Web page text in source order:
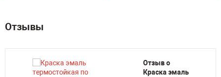
Отзывы
Отзыв о
Краска эмаль